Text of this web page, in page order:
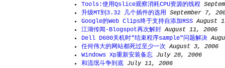
Tools:使用Qslice观察消耗CPU资源的线程
升级MT到3.32 几个插件的选用 September 7,
Google的Web Clips终于支持自添加RSS August
江湖传闻-Blogspot再次解封 August 11, 2006
Dell D600关机时"结束程序sample"问题解决
任何伟大的网站都死过至少一次 August 3, 2006
Windows Xp重新安装备忘 July 28, 2006
和流氓斗争到底 July 11, 2006